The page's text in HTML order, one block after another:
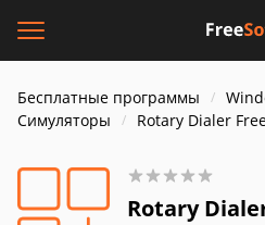
Бесплатные программы
Симуляторы
Rotary Dialer
Rotary